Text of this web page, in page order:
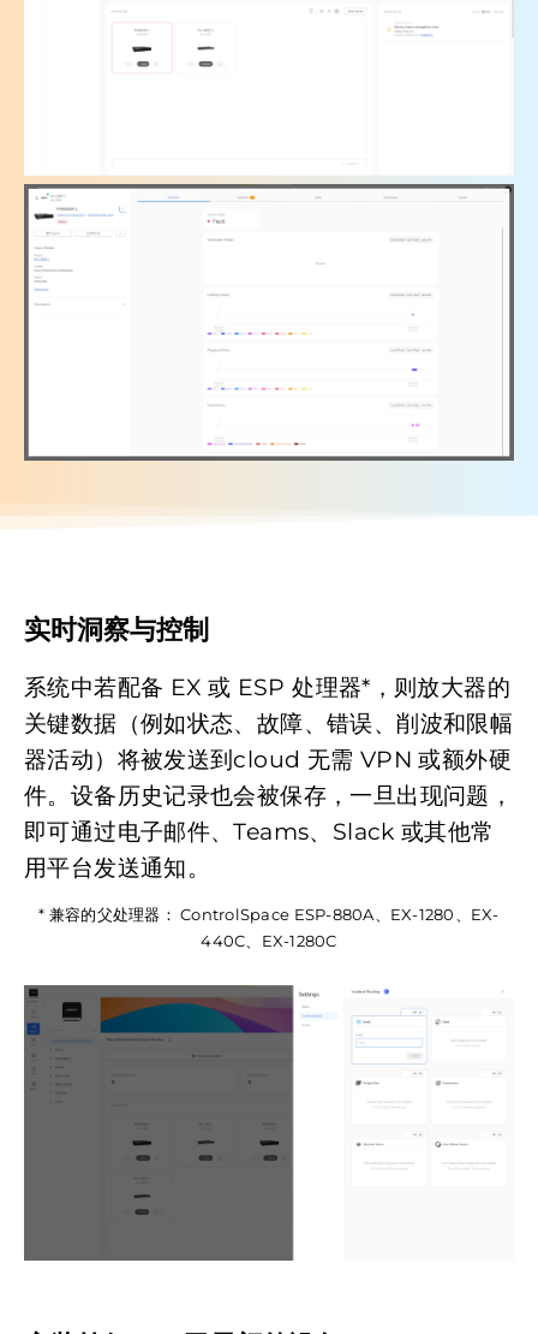
实时洞察与控制
系统中若配备 EX 或 ESP 处理器*，则放大器的
关键数据（例如状态、故障、错误、削波和限幅
器活动）将被发送到cloud 无需 VPN 或额外硬
件。设备历史记录也会被保存，一旦出现问题，
即可通过电子邮件、Teams、Slack 或其他常
用平台发送通知。
* 兼容的父处理器： ControlSpace ESP-880A、EX-1280、EX-
440C、EX-1280C